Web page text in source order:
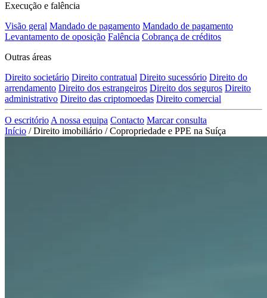
Execução e falência
Visão geral Mandado de pagamento Mandado de pagamento
Levantamento de oposição Falência Cobrança de créditos
Outras áreas
Direito societário Direito contratual Direito sucessório Direito do
arrendamento Direito dos estrangeiros Direito dos seguros Direito
administrativo Direito das criptomoedas Direito comercial
O escritório A nossa equipa Contacto Marcar consulta
Início / Direito imobiliário / Copropriedade e PPE na Suíça